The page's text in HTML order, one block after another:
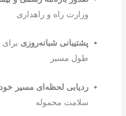
وزارت راه و راهداری
پشتیبانی شبانه‌روزی برای
طول مسیر
ردیابی لحظه‌ای مسیر
سلامت محموله